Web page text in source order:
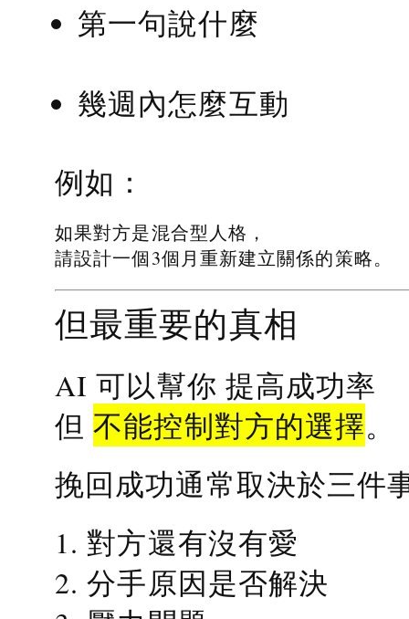
第一句說什麼
幾週內怎麼互動
例如：
如果對方是混合型人格，
請設計一個3個月重新建立關係的策略。
但最重要的真相
AI 可以幫你 提高成功率
但不能控制對方的選擇。
挽回成功通常取決於三件
1. 對方還有沒有愛
2. 分手原因是否解決